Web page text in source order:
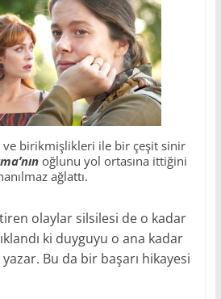
ve birikmişlikleri ile bir çeşit sinir
oğlunu yol ortasına ittiğini
ağlattı.
olaylar silsilesi de o kadar
ki duyguyu o ana kadar
Bu da bir başarı hikayesi